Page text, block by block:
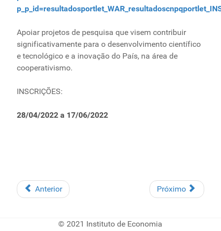
Apoiar projetos de pesquisa que visem contribuir
significativamente para o desenvolvimento científico
e tecnológico e a inovação do País, na área de
cooperativismo.
INSCRIÇÕES:
28/04/2022 a 17/06/2022
Anterior Próximo
© 2021 Instituto de Economia